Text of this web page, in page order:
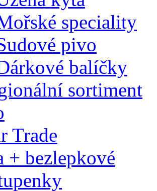
speciality
pivo
balíčky
sortiment
Trade
+ bezlepkové